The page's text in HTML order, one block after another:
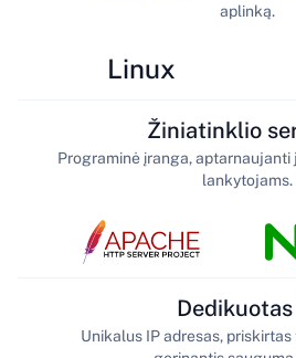
Linux
aplinką.
Žiniatinklio
Programinė įranga,
lankytojams.
Dedikuotas
Unikalus IP adresas,